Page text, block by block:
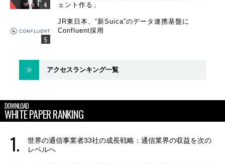
ェント作る」
JR東日本、“新Suica”のデータ連携基盤に
Confluent採用
アクセスランキング一覧
DOWNLOAD
WHITE PAPER RANKING
世界の通信事業者33社の成長戦略：通信業界の収益を次の
レベルへ